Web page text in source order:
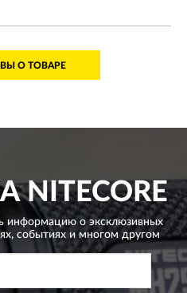
О ТОВАРЕ
NITECORE
информацию о эксклюзивных
событиях и многом другом